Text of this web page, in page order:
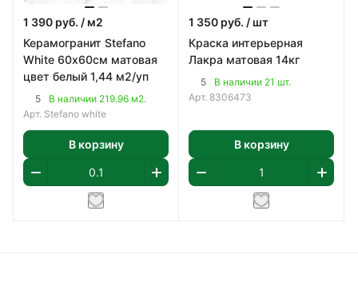
1 390 руб. / м2
Керамогранит Stefano
White 60х60см матовая
цвет белый 1,44 м2/уп
5
В наличии 219.96 м2.
Арт. Stefano white
В корзину
1 350 руб. / шт
Краска интерьерная
Лакра матовая 14кг
5
В наличии 21 шт.
Арт. 8306473
В корзину